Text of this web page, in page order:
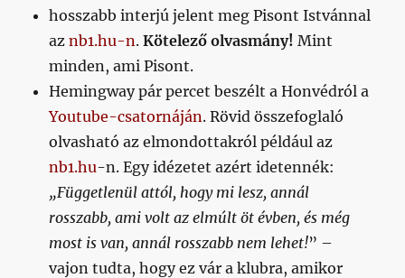
hosszabb interjú jelent meg Pisont Istvánnal
aznb1.hu-n.Kötelező olvasmány!Mint
minden, ami Pisont.
Hemingway pár percet beszélt a Honvédról a
Youtube-csatornáján. Rövid összefoglaló
olvasható az elmondottakról például az
nb1.hu-n. Egy idézetet azért idetennék:
„Függetlenül attól, hogy mi lesz, annál
rosszabb, ami volt az elmúlt öt évben, és még
most is van, annál rosszabb nem lehet!” –
vajon tudta, hogy ez vár a klubra, amikor